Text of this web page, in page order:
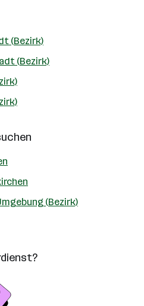
(Bezirk)
(Bezirk)
(Bezirk)